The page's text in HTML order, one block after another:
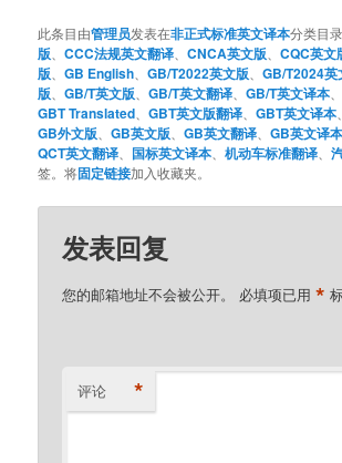
此条目由管理员发表在非正式标准英文译本分类目
版 、CCC法规英文翻译 、CNCA英文版 、CQC英文
版 、GB English 、GB/T2022英文版 、GB/T2024英
版 、GB/T英文版 、GB/T英文翻译 、GB/T英文译本
GBT Translated 、GBT英文版翻译 、GBT英文译本
GB外文版 、GB英文版 、GB英文翻译 、GB英文译本
QCT英文翻译 国标英文译本 、机动车标准翻译 、
签。将固定链接加入收藏夹。
发表回复
您的邮箱地址不会被公开。 必填项已用*
评论 *